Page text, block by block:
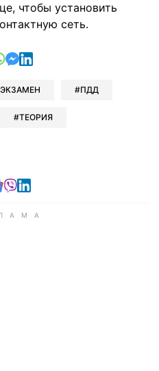
чтобы установить
сеть.
в Telegram
в Facebook
в Xв Viber
отправить в Whatsapp
отправить в Messenger
отправить в LinkedIn
ЭКЗАМЕН ПДД
ТЕОРИЯ
Telegram
в Facebook
в X
Читайте в Google news
Читайте в Viber
Читайте в LinkedIn